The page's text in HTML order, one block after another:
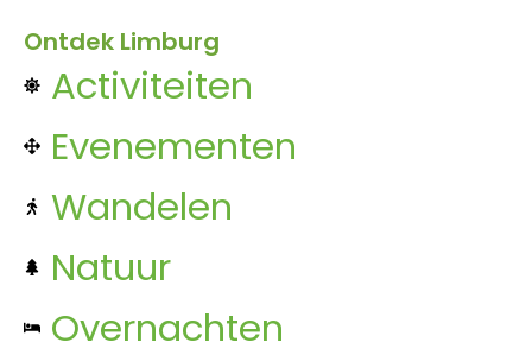
Ontdek Limburg
Activiteiten
Evenementen
Wandelen
Natuur
Overnachten